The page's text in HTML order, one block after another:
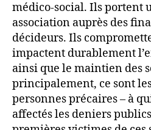
médico-social. Ils portent
association auprès des
décideurs. Ils
impactent durablement
ainsi que le maintien des
principalement, ce sont
personnes précaires – à
affectés les deniers